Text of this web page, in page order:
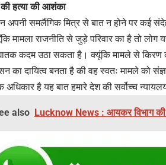
की हत्या की आशंका
अपनी समलैंगिक मित्र से बात न होने पर कई
मामला राजनीति से जुड़े परिवार का है तो
कदम उठा सकता है। क्यूंकि मामले से किरण
का दायित्व बनता है की वह स्वतः मामले को
अधिकार है यह बात हमारे देश की सर्वोच्च
also Lucknow News : आयकर विभाग की